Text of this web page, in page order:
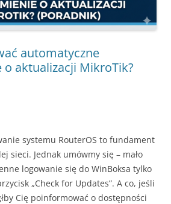
automatyczne
aktualizacji MikroTik?
systemu RouterOS to fundament
sieci. Jednak umówmy się – mało
logowanie się do WinBoksa tylko
„Check for Updates”. A co, jeśli
Cię poinformować o dostępności